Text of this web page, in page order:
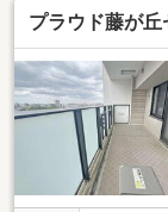
取】・7
間仕切
でき、
クイン
ンクロ
他】・
ション1
プラウド藤が